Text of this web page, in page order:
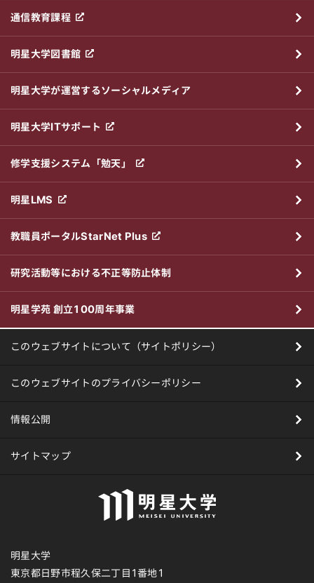
通信教育課程
明星大学図書館
明星大学が運営するソーシャルメディア
明星大学ITサポート
修学支援システム「勉天」
明星LMS
教職員ポータルStarNet Plus
研究活動等における不正等防止体制
明星学苑 創立100周年事業
このウェブサイトについて（サイトポリシー）
このウェブサイトのプライバシーポリシー
情報公開
サイトマップ
明星大学
東京都日野市程久保二丁目1番地1